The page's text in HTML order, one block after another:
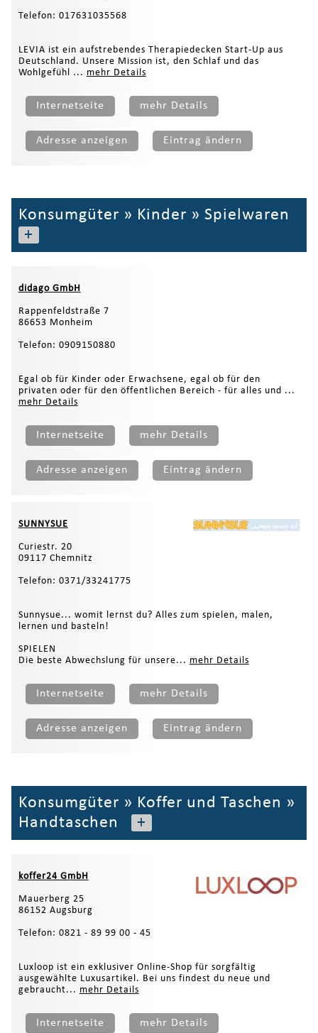
Telefon: 017631035568
LEVIA ist ein aufstrebendes Therapiedecken Start-Up aus
Deutschland. Unsere Mission ist, den Schlaf und das
Wohlgefühl ... mehr Details
Internetseite mehr Details
Adresse anzeigen Eintrag ändern
Konsumgüter » Kinder » Spielwaren
+
didago GmbH
Rappenfeldstraße 7
86653 Monheim
Telefon: 0909150880
Egal ob für Kinder oder Erwachsene, egal ob für den
privaten oder für den öffentlichen Bereich - für alles und ...
mehr Details
Internetseite mehr Details
Adresse anzeigen Eintrag ändern
SUNNYSUE
Curiestr. 20
09117 Chemnitz
Telefon: 0371/33241775
Sunnysue... womit lernst du? Alles zum spielen, malen,
lernen und basteln!
SPIELEN
Die beste Abwechslung für unsere... mehr Details
Internetseite mehr Details
Adresse anzeigen Eintrag ändern
Konsumgüter » Koffer und Taschen »
Handtaschen
+
koffer24 GmbH
Mauerberg 25
86152 Augsburg
Telefon: 0821 - 89 99 00 - 45
Luxloop ist ein exklusiver Online-Shop für sorgfältig
ausgewählte Luxusartikel. Bei uns findest du neue und
gebraucht... mehr Details
Internetseite mehr Details